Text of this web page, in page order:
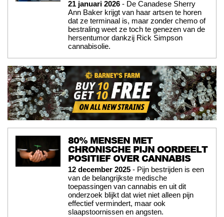
21 januari 2026 - De Canadese Sherry
Ann Baker krijgt van haar artsen te horen
dat ze terminaal is, maar zonder chemo of
bestraling weet ze toch te genezen van de
hersentumor dankzij Rick Simpson
cannabisolie.
80% MENSEN MET
CHRONISCHE PIJN OORDEELT
POSITIEF OVER CANNABIS
12 december 2025 - Pijn bestrijden is een
van de belangrijkste medische
toepassingen van cannabis en uit dit
onderzoek blijkt dat wiet niet alleen pijn
effectief vermindert, maar ook
slaapstoornissen en angsten.